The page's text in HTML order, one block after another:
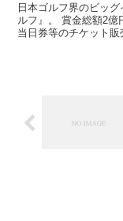
日本ゴルフ界のビッ
ルフ』。 賞金総額2
当日券等のチケット